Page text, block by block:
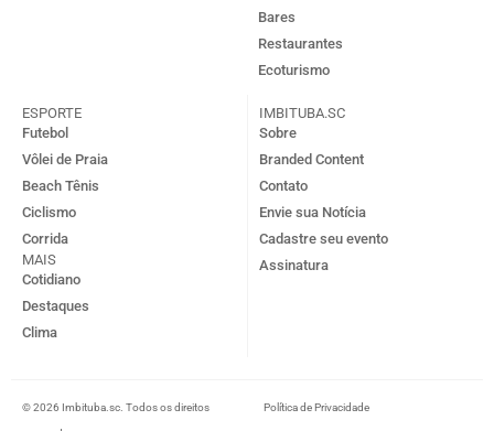
Bares
Restaurantes
Ecoturismo
ESPORTE
Futebol
Vôlei de Praia
Beach Tênis
Ciclismo
Corrida
MAIS
Cotidiano
Destaques
Clima
IMBITUBA.SC
Sobre
Branded Content
Contato
Envie sua Notícia
Cadastre seu evento
Assinatura
© 2026 Imbituba.sc. Todos os direitos Política de Privacidade